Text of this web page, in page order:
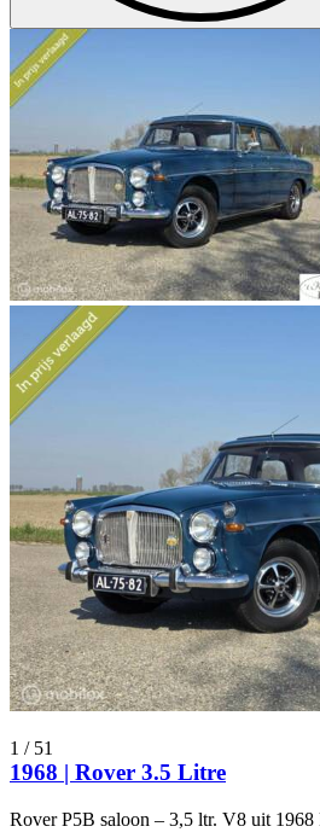
1 / 51
1968 | Rover 3.5 Litre
Rover P5B saloon – 3,5 ltr. V8 uit